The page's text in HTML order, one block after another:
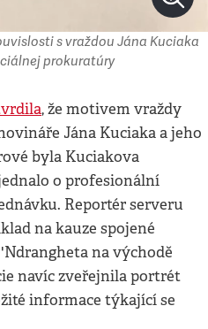
s vraždou Jána Kuciaka
prokuratúry
, že motivem vraždy
Jána Kuciaka a jeho
byla Kuciakova
o profesionální
Reportér serveru
na kauze spojené
na východě
navíc zveřejnila portrét
informace týkající se